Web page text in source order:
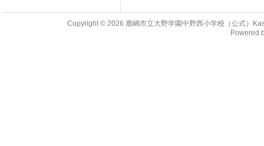
Copyright © 2026 鹿嶋市立大野学園中野西小学校（公式）
Powered